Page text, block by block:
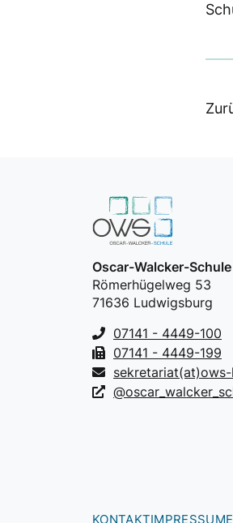
Oscar-Walcker-Schule
Römerhügelweg 53
71636 Ludwigsburg
07141 - 4449-100
07141 - 4449-199
KONTAKTIMPRESSUM